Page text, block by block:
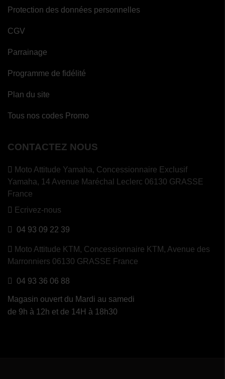
Protection des données personnelles
CGV
Parrainage
Programme de fidélité
Plan du site
Tous nos codes Promo
CONTACTEZ NOUS
Moto Attitude Yamaha, Concessionnaire Exclusif
Yamaha, 14 Avenue Maréchal Leclerc 06130 GRASSE
France
Ecrivez-nous
04 93 09 22 39
Moto Attitude KTM, Concessionnaire KTM, Avenue des
Marronniers 06130 GRASSE France
04 93 36 06 88
Magasin ouvert du Mardi au samedi
de 9h à 12h et de 14H à 18h30